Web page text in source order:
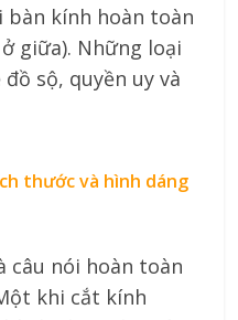
bàn kính hoàn toàn
giữa). Những loại
sộ, quyền uy và
thước và hình dáng
câu nói hoàn toàn
khi cắt kính